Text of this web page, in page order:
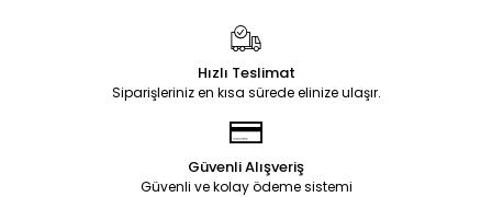
Hızlı Teslimat
Siparişleriniz en kısa sürede elinize ulaşır.
Güvenli Alışveriş
Güvenli ve kolay ödeme sistemi